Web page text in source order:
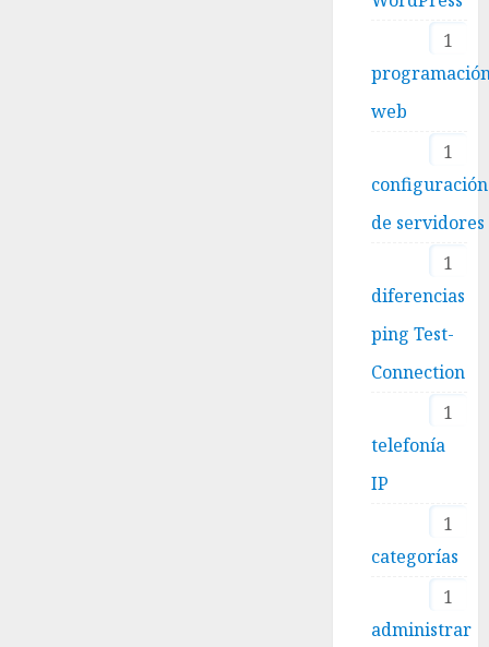
1
web
1
configuración
de servidores
1
diferencias
ping Test-
Connection
1
telefonía
IP
1
categorías
1
administrar